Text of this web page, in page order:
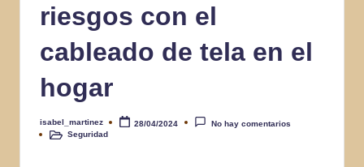
riesgos con el
cableado de tela en el
hogar
Publicado
por
isabel_martinez 28/04/2024
No hay comentarios
PublicadoSeguridad